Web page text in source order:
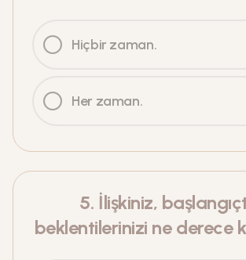
Hiçbir zaman.
Her zaman.
5. İlişkiniz,
beklentilerinizi ne derece